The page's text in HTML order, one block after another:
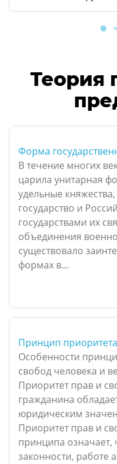
Теория
Форма
В течение многих
царила унитарная
удельные
государство и
государствами их
объединения
существовало
формах в...
Принцип
Особенности
свобод человека и
Приоритет прав и
гражданина
юридическим
Приоритет прав и
принципа означает,
законности, работе